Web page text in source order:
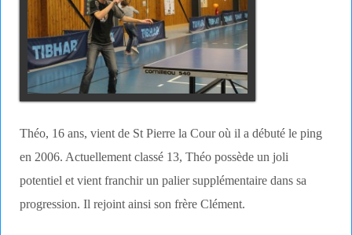
Théo, 16 ans, vient de St Pierre la Cour où il a débuté le ping
en 2006. Actuellement classé 13, Théo possède un joli
potentiel et vient franchir un palier supplémentaire dans sa
progression. Il rejoint ainsi son frère Clément.